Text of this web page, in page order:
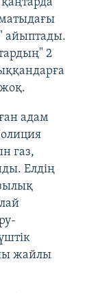
айыптады.
2
адам
газ,
Елдің
жайлы